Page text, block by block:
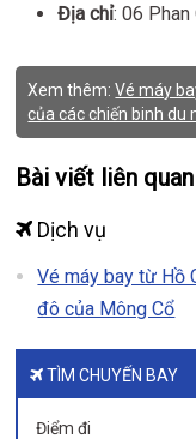
Địa chỉ: 06 Phan
Xem thêm:Vé máy
của các chiến binh du
Bài viết liên quan
Dịch vụ
Vé máy bay từ Hồ
đô của Mông Cổ
TÌM CHUYẾN BAY
Điểm đi